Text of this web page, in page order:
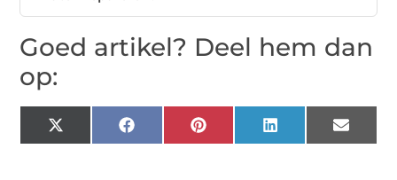
Goed artikel? Deel hem dan
op:
X
(Twitter)
Facebook Pinterest LinkedIn Email